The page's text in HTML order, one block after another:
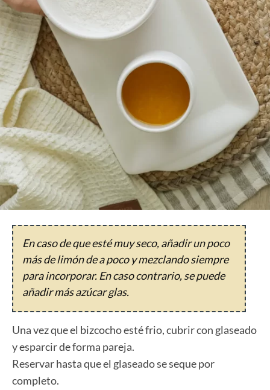
En caso de que esté muy seco, añadir un poco
más de limón de a poco y mezclando siempre
para incorporar. En caso contrario, se puede
añadir más azúcar glas.
Una vez que el bizcocho esté frio, cubrir con glaseado
y esparcir de forma pareja.
Reservar hasta que el glaseado se seque por
completo.